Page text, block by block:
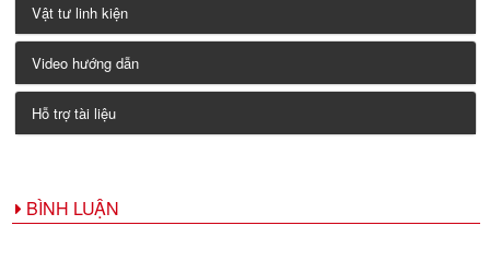
Vật tư linh kiện
Video hướng dẫn
Hỗ trợ tài liệu
BÌNH LUẬN